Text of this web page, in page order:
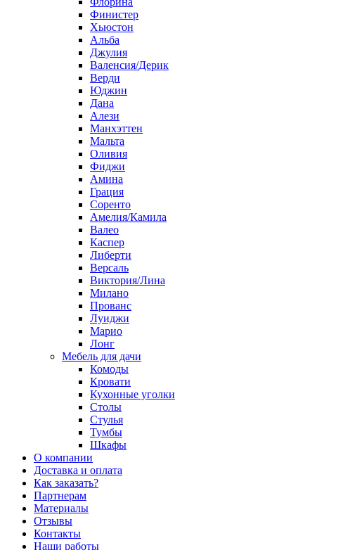
Финистер
Хьюстон
Альба
Джулия
Валенсия/Дерик
Верди
Юджин
Дана
Алези
Манхэттен
Мальта
Оливия
Фиджи
Амина
Грация
Соренто
Амелия/Камила
Валео
Каспер
Либерти
Версаль
Виктория/Лина
Милано
Прованс
Луиджи
Марио
Лонг
Мебель для дачи
Комоды
Кровати
Кухонные уголки
Столы
Стулья
Тумбы
Шкафы
О компании
Доставка и оплата
Как заказать?
Партнерам
Материалы
Отзывы
Контакты
Наши работы